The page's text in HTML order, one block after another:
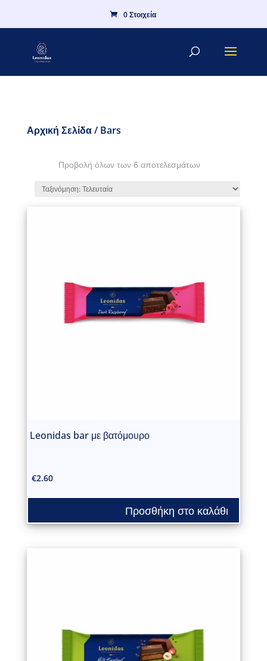
0 Στοιχεία
Αρχική Σελίδα/ Bars
Προβολή όλων των 6 αποτελεσμάτων
Leonidas bar με βατόμουρο
€2.60
Προσθήκη στο καλάθι